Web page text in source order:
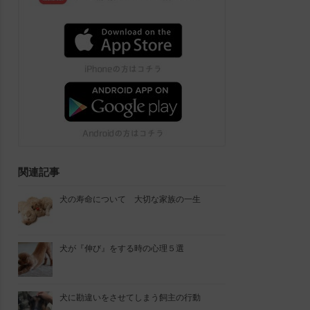
関連記事
犬の寿命について 大切な家族の一生
犬が『伸び』をする時の心理５選
犬に勘違いをさせてしまう飼主の行動